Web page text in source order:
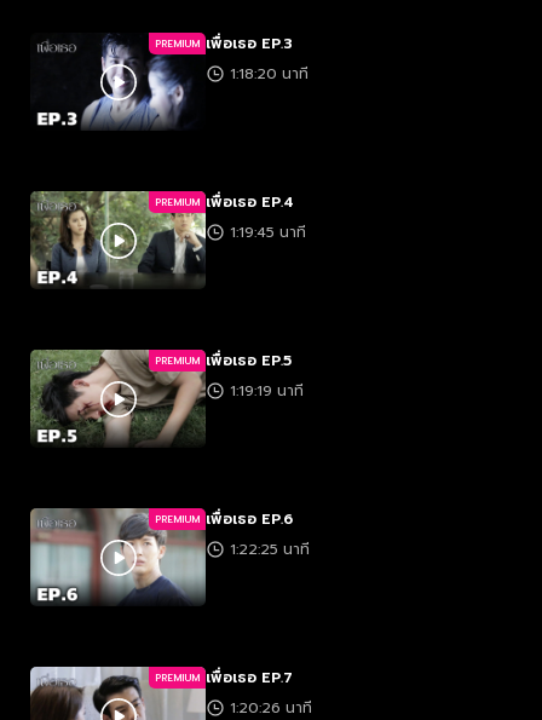
PREMIUM เพื่อเธอ EP.3
1:18:20 นาที
PREMIUM เพื่อเธอ EP.4
1:19:45 นาที
PREMIUM เพื่อเธอ EP.5
1:19:19 นาที
PREMIUM เพื่อเธอ EP.6
1:22:25 นาที
PREMIUM เพื่อเธอ EP.7
1:20:26 นาที